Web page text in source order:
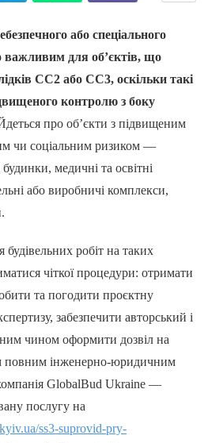
або спеціального
важливим для об’єктів, що
СС2 або СС3, оскільки такі
контролю з боку
про об’єкти з підвищеним
чи соціальним ризиком —
медичні та освітні
або виробничі комплекси,
робіт на таких
чіткої процедури: отримати
та погодити проєктну
забезпечити авторський і
чином оформити дозвіл на
повним інженерно-юридичним
GlobalBud Ukraine —
послугу на
ss3-suprovid-pry-